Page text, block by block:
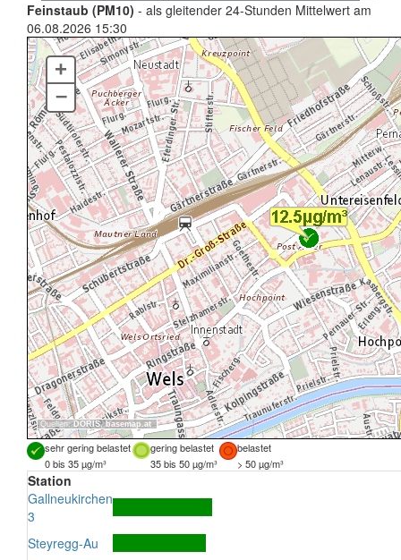
Feinstaub (PM10) - als gleitender 24-Stunden Mittelwert am
06.08.2026 15:30
Quellen: DORIS, basemap.at
+
–
sehr gering belastet gering belastet
belastet
0 bis 35 µg/m³
35 bis 50 µg/m³ > 50 µg/m³
Station
Gallneukirchen
3
Steyregg-Au